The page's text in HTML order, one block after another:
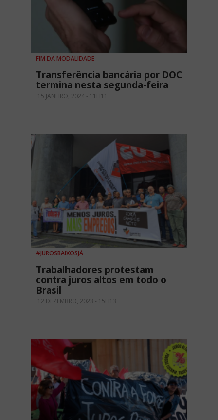
FIM DA MODALIDADE
Transferência bancária por DOC
termina nesta segunda-feira
15 JANEIRO, 2024 - 11H11
#JUROSBAIXOSJÁ
Trabalhadores protestam
contra juros altos em todo o
Brasil
12 DEZEMBRO, 2023 - 15H13